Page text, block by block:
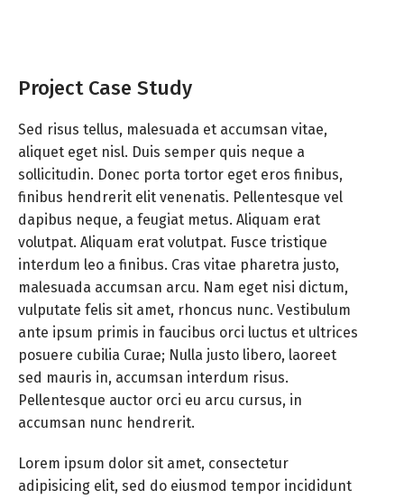
Project Case Study
Sed risus tellus, malesuada et accumsan vitae,
aliquet eget nisl. Duis semper quis neque a
sollicitudin. Donec porta tortor eget eros finibus,
finibus hendrerit elit venenatis. Pellentesque vel
dapibus neque, a feugiat metus. Aliquam erat
volutpat. Aliquam erat volutpat. Fusce tristique
interdum leo a finibus. Cras vitae pharetra justo,
malesuada accumsan arcu. Nam eget nisi dictum,
vulputate felis sit amet, rhoncus nunc. Vestibulum
ante ipsum primis in faucibus orci luctus et ultrices
posuere cubilia Curae; Nulla justo libero, laoreet
sed mauris in, accumsan interdum risus.
Pellentesque auctor orci eu arcu cursus, in
accumsan nunc hendrerit.
Lorem ipsum dolor sit amet, consectetur
adipisicing elit, sed do eiusmod tempor incididunt